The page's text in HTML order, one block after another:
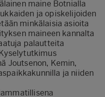
maine Botnialla
ja opiskelijoiden
minkälaisia asioita
maineen kannalta
palautteita
Joutsenon, Kemin,
ja niiden